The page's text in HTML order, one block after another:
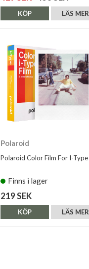
LÄS MER
KÖP
Polaroid
Polaroid Color Film For I-Type
Finns i lager
219 SEK
LÄS MER
KÖP